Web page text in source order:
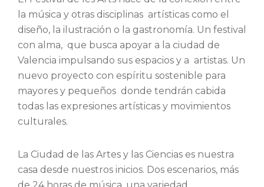
la música y otras disciplinas artísticas como el
diseño, la ilustración o la gastronomía. Un festival
con alma, que busca apoyar a la ciudad de
Valencia impulsando sus espacios y a artistas. Un
nuevo proyecto con espíritu sostenible para
mayores y pequeños donde tendrán cabida
todas las expresiones artísticas y movimientos
culturales.
La Ciudad de las Artes y las Ciencias es nuestra
casa desde nuestros inicios. Dos escenarios, más